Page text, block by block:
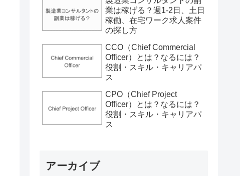
業は稼げる？週1-2日、土日
稼働、在宅ワーク求人案件
の探し方
CCO（Chief Commercial
Officer）とは？なるには？
役割・スキル・キャリアパ
ス
CPO（Chief Project
Officer）とは？なるには？
役割・スキル・キャリアパ
ス
アーカイブ